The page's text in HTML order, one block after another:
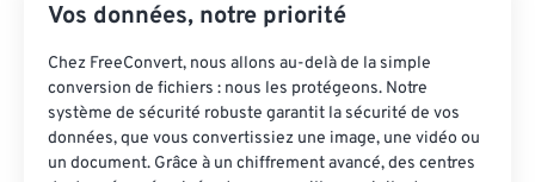
Vos données, notre priorité
Chez FreeConvert, nous allons au-delà de la simple
conversion de fichiers : nous les protégeons. Notre
système de sécurité robuste garantit la sécurité de vos
données, que vous convertissiez une image, une vidéo ou
un document. Grâce à un chiffrement avancé, des centres